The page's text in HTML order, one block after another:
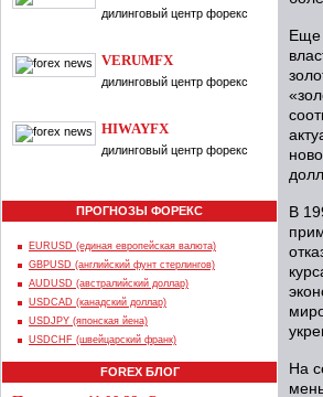
дилинговый центр форекс
VERUMFX
дилинговый центр форекс
HIWAYFX
дилинговый центр форекс
ПРОГНОЗЫ ФОРЕКС
EURUSD (единая европейская валюта)
GBPUSD (английский фунт стерлингов)
AUDUSD (австралийский доллар)
USDCAD (канадский доллар)
USDJPY (японская йена)
USDCHF (швейцарский франк)
FOREX БЛОГ
Еще
В
На